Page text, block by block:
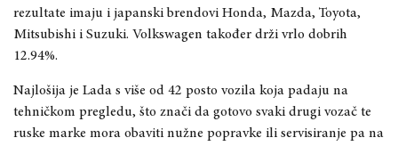
rezultate imaju i japanski brendovi Honda, Mazda, Toyota,
Mitsubishi i Suzuki. Volkswagen također drži vrlo dobrih
12.94%.
Najlošija je Lada s više od 42 posto vozila koja padaju na
tehničkom pregledu, što znači da gotovo svaki drugi vozač te
ruske marke mora obaviti nužne popravke ili servisiranje pa na